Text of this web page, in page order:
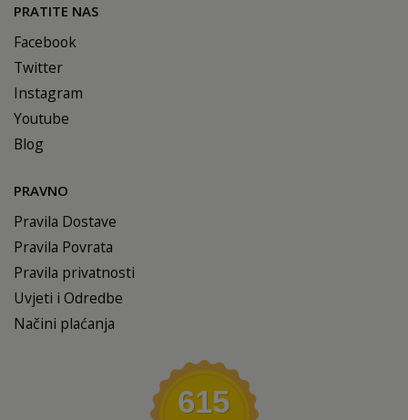
PRATITE NAS
Facebook
Twitter
Instagram
Youtube
Blog
PRAVNO
Pravila Dostave
Pravila Povrata
Pravila privatnosti
Uvjeti i Odredbe
Načini plaćanja
615